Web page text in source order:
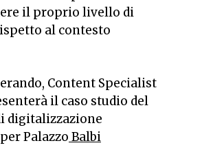
il proprio livello di
al contesto
Content Specialist
il caso studio del
digitalizzazione
Palazzo Balbi